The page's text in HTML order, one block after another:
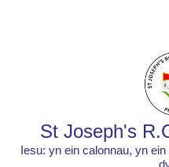
St Joseph's
Iesu: yn ein calonnau, yn